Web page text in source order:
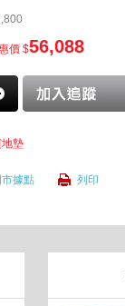
價 $56,088
墊
據點 列印